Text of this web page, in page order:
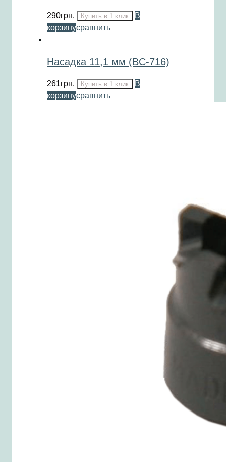
290грн. Купить в 1 клик
В
корзинусравнить
Насадка 11,1 мм (BC-716)
261грн. Купить в 1 клик
В
корзинусравнить